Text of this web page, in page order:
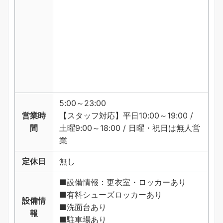
営業時
間
5:00～23:00
【スタッフ対応】平日10:00～19:00 /
土曜9:00～18:00 / 日曜・祝日は無人営
業
定休日 無し
設備情
報
■設備情報：更衣室・ロッカーあり
■有料シューズロッカーあり
■洗面台あり
■駐車場あり